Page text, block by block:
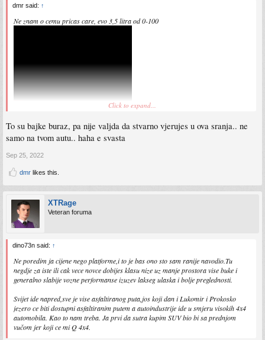
dmr said: ↑
Ne znam o cemu pricas care, evo 3,5 litra od 0-100
Click to expand...
To su bajke buraz, pa nije valjda da stvarno vjerujes u ova sranja.. ne
samo na tvom autu.. haha e svasta
Sep 25, 2022
dmr likes this.
XTRage
Veteran foruma
dino73n said: ↑
Ne poredim ja cijene nego platforme,i to je bas ono sto sam ranije navodio.Tu
negdje za iste ili cak vece novce dobijes klasu nize uz manje prostora vise buke i
generalno slabije vozne performanse izuzev lakseg ulaska i bolje preglednosti.
Svijet ide napred,sve je vise asfaltiranog puta,jos koji dan i Lukomir i Prokosko
jezero ce biti dostupni asfaltiranim putem a autoindustrije ide u smjeru visokih 4x4
automobila. Kao to nam treba. Ja prvi da sutra kupim SUV bio bi sa prednjom
vučom jer koji ce mi Q 4x4.